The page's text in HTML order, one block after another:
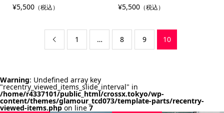
¥5,500（税込）
¥5,500 （税込）
 1 … 8 9 10
Warning: Undefined array key
"recentry_viewed_items_slide_interval" in
/home/r4337101/public_html/crossx.tokyo/wp-
content/themes/glamour_tcd073/template-parts/recentry-
viewed-items.phpon line7